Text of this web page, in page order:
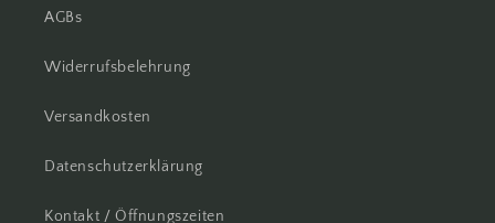
AGBs
Widerrufsbelehrung
Versandkosten
Datenschutzerklärung
Kontakt / Öffnungszeiten